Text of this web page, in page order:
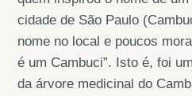
cidade de São Paulo
nome no local e poucos
é um Cambuci”. Isto é, foi
da árvore medicinal do